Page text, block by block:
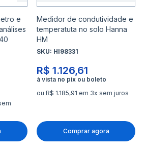
e
Medidor de condutividade e
temperatuta no solo Hanna
HM
SKU: HI98331
R$ 1.126,61
ou R$ 1.185,91 em 3x sem juros
Comprar agora